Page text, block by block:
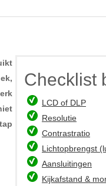
Checklist
LCD of DLP
Resolutie
Contrastratio
Lichtopbrengst
Aansluitingen
Kijkafstand &